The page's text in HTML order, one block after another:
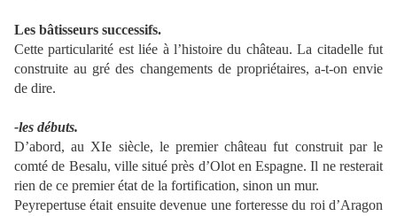
Les bâtisseurs successifs.
Cette particularité est liée à l’histoire du château. La citadelle fut
construite au gré des changements de propriétaires, a-t-on envie
de dire.
-les débuts.
D’abord, au XIe siècle, le premier château fut construit par le
comté de Besalu, ville situé près d’Olot en Espagne. Il ne resterait
rien de ce premier état de la fortification, sinon un mur.
Peyrepertuse était ensuite devenue une forteresse du roi d’Aragon